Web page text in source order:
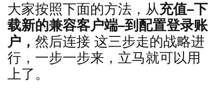
大家按照下面的方法，从充值–下
载新的兼容客户端–到配置登录账
户， 然后连接 这三步走的战略进
行，一步一步来，立马就可以用
上了。